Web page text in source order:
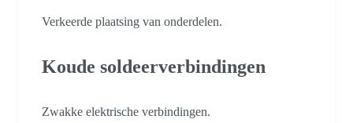
Verkeerde plaatsing van onderdelen.
Koude soldeerverbindingen
Zwakke elektrische verbindingen.